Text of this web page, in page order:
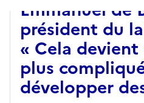
Emmanuel de
président du
« Cela
plus
développer